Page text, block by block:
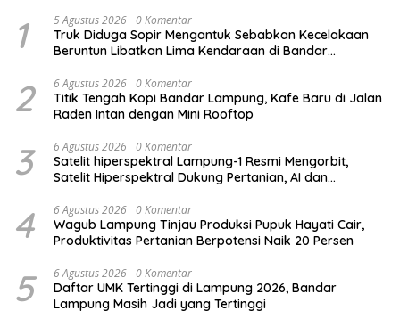
1 5 Agustus 2026 0 Komentar
Truk Diduga Sopir Mengantuk Sebabkan Kecelakaan
Beruntun Libatkan Lima Kendaraan di Bandar
2 6 Agustus 2026 0 Komentar
Titik Tengah Kopi Bandar Lampung, Kafe Baru di Jalan
Raden Intan dengan Mini Rooftop
3 6 Agustus 2026 0 Komentar
Satelit hiperspektral Lampung-1 Resmi Mengorbit,
Satelit Hiperspektral Dukung Pertanian, AI dan
4 6 Agustus 2026 0 Komentar
Wagub Lampung Tinjau Produksi Pupuk Hayati Cair,
Produktivitas Pertanian Berpotensi Naik 20 Persen
5 6 Agustus 2026 0 Komentar
Daftar UMK Tertinggi di Lampung 2026, Bandar
Lampung Masih Jadi yang Tertinggi